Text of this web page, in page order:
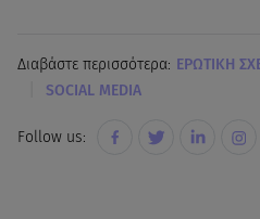
Διαβάστε περισσότερα: ΕΡΩΤΙΚΗ
SOCIAL MEDIA
Follow us: